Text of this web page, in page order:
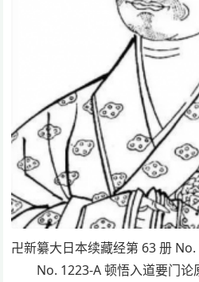
卍新纂大日本续藏经第 63 册
No. 1223-A 顿悟入道要门